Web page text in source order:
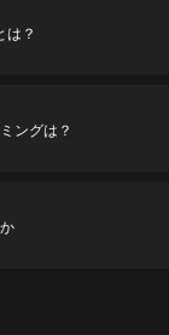
、クレジットカード決済に
は？
ングは？